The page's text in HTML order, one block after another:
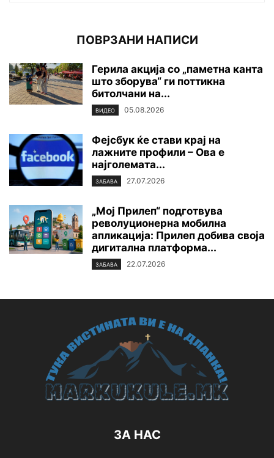
ПОВРЗАНИ НАПИСИ
Герила акција со „паметна канта
што зборува“ ги поттикна
битолчани на...
ВИДЕО 05.08.2026
Фејсбук ќе стави крај на
лажните профили – Ова е
најголемата...
ЗАБАВА 27.07.2026
„Мој Прилеп“ подготвува
револуционерна мобилна
апликација: Прилеп добива своја
дигитална платформа...
ЗАБАВА 22.07.2026
ЗА НАС